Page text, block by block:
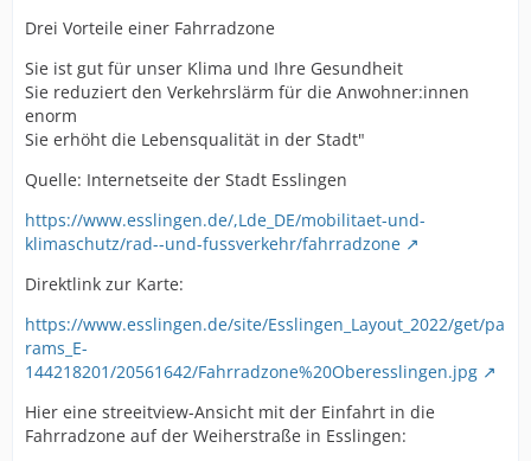
Drei Vorteile einer Fahrradzone
Sie ist gut für unser Klima und Ihre Gesundheit
Sie reduziert den Verkehrslärm für die Anwohner:innen
enorm
Sie erhöht die Lebensqualität in der Stadt"
Quelle: Internetseite der Stadt Esslingen
https://www.esslingen.de/,Lde_DE/mobilitaet-und-
klimaschutz/rad--und-fussverkehr/fahrradzone
Direktlink zur Karte:
https://www.esslingen.de/site/Esslingen_Layout_2022/get/pa
rams_E-
144218201/20561642/Fahrradzone%20Oberesslingen.jpg
Hier eine streeitview-Ansicht mit der Einfahrt in die
Fahrradzone auf der Weiherstraße in Esslingen: